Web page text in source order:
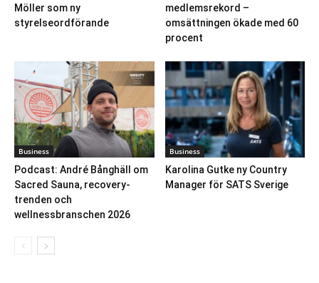
Möller som ny
styrelseordförande
medlemsrekord –
omsättningen ökade med 60
procent
Business
Podcast: André Bånghäll om
Sacred Sauna, recovery-
trenden och
wellnessbranschen 2026
Business
Karolina Gutke ny Country
Manager för SATS Sverige